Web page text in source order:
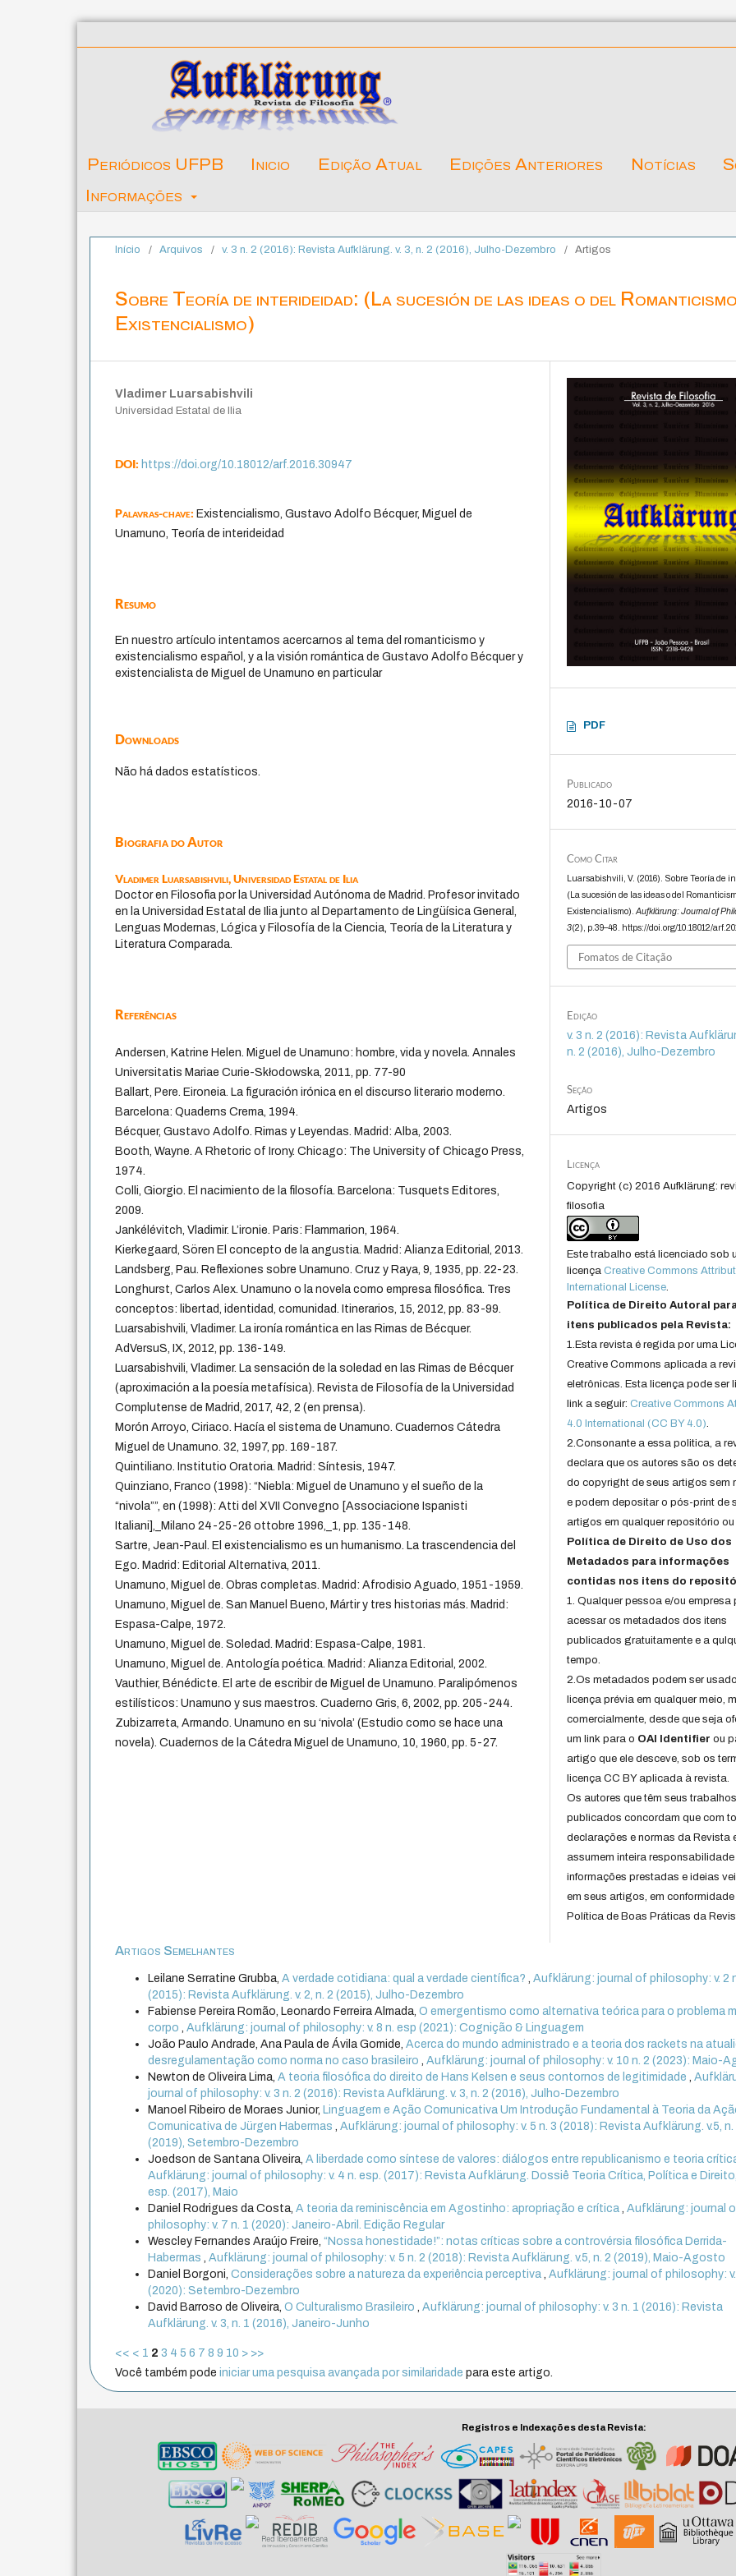
Periódicos UFPB Inicio Edição Atual Edições Anteriores Notícias
Informações
Início / Arquivos / v. 3 n. 2 (2016): Revista Aufklärung. v. 3, n. 2 (2016), Julho-Dezembro / Artigos
Sobre Teoría de interideidad: (La sucesión de las ideas o del
Existencialismo)
Vladimer Luarsabishvili
Universidad Estatal de Ilia
DOI:https://doi.org/10.18012/arf.2016.30947
Palavras-chave:Existencialismo, Gustavo Adolfo Bécquer, Miguel de
Unamuno, Teoría de interideidad
Resumo
En nuestro artículo intentamos acercarnos al tema del romanticismo y
existencialismo español, y a la visión romántica de Gustavo Adolfo Bécquer y
existencialista de Miguel de Unamuno en particular
Downloads
Não há dados estatísticos.
Biografia do Autor
Vladimer Luarsabishvili,Universidad Estatal de Ilia
Doctor en Filosofia por la Universidad Autónoma de Madrid. Profesor invitado
en la Universidad Estatal de Ilia junto al Departamento de Lingüísica General,
Lenguas Modernas, Lógica y Filosofía de la Ciencia, Teoría de la Literatura y
Literatura Comparada.
Referências
Andersen, Katrine Helen. Miguel de Unamuno: hombre, vida y novela. Annales
Universitatis Mariae Curie-Skłodowska, 2011, pp. 77-90
Ballart, Pere. Eironeia. La figuración irónica en el discurso literario moderno.
Barcelona: Quaderns Crema, 1994.
Bécquer, Gustavo Adolfo. Rimas y Leyendas. Madrid: Alba, 2003.
Booth, Wayne. A Rhetoric of Irony. Chicago: The University of Chicago Press,
1974.
Colli, Giorgio. El nacimiento de la filosofía. Barcelona: Tusquets Editores,
2009.
Jankélévitch, Vladimir. L’ironie. Paris: Flammarion, 1964.
Kierkegaard, Sören El concepto de la angustia. Madrid: Alianza Editorial, 2013.
Landsberg, Pau. Reflexiones sobre Unamuno. Cruz y Raya, 9, 1935, pp. 22-23.
Longhurst, Carlos Alex. Unamuno o la novela como empresa filosófica. Tres
conceptos: libertad, identidad, comunidad. Itinerarios, 15, 2012, pp. 83-99.
Luarsabishvili, Vladimer. La ironía romántica en las Rimas de Bécquer.
AdVersuS, IX, 2012, pp. 136-149.
Luarsabishvili, Vladimer. La sensación de la soledad en las Rimas de Bécquer
(aproximación a la poesía metafísica). Revista de Filosofía de la Universidad
Complutense de Madrid, 2017, 42, 2 (en prensa).
Morón Arroyo, Ciriaco. Hacía el sistema de Unamuno. Cuadernos Cátedra
Miguel de Unamuno. 32, 1997, pp. 169-187.
Quintiliano. Institutio Oratoria. Madrid: Síntesis, 1947.
Quinziano, Franco (1998): “Niebla: Miguel de Unamuno y el sueño de la
“nivola””, en (1998): Atti del XVII Convegno [Associacione Ispanisti
Italiani],_Milano 24-25-26 ottobre 1996,_1, pp. 135-148.
Sartre, Jean-Paul. El existencialismo es un humanismo. La trascendencia del
Ego. Madrid: Editorial Alternativa, 2011.
Unamuno, Miguel de. Obras completas. Madrid: Afrodisio Aguado, 1951-1959.
Unamuno, Miguel de. San Manuel Bueno, Mártir y tres historias más. Madrid:
Espasa-Calpe, 1972.
Unamuno, Miguel de. Soledad. Madrid: Espasa-Calpe, 1981.
Unamuno, Miguel de. Antología poética. Madrid: Alianza Editorial, 2002.
Vauthier, Bénédicte. El arte de escribir de Miguel de Unamuno. Paralipómenos
estilísticos: Unamuno y sus maestros. Cuaderno Gris, 6, 2002, pp. 205-244.
Zubizarreta, Armando. Unamuno en su ‘nivola’ (Estudio como se hace una
novela). Cuadernos de la Cátedra Miguel de Unamuno, 10, 1960, pp. 5-27.
PDF
Publicado
2016-10-07
Como Citar
Luarsabishvili, V. (2016). Sobre Teoría de
(La sucesión de las ideas o del
Existencialismo).Aufklärung: Journal of
3(2), p.39–48. https://doi.org/10.18012/
Fomatos de Citação
Edição
v. 3 n. 2 (2016): Revista
n. 2 (2016), Julho-Dezembro
Seção
Artigos
Licença
Copyright (c) 2016 Aufklärung:
filosofia
Este trabalho está licenciado sob
licençaCreative Commons
International License.
Política de Direito Autoral
itens publicados pela Revista:
1.Esta revista é regida por uma
Creative Commons aplicada a
eletrônicas. Esta licença pode ser
link a seguir:Creative Commons
4.0 International (CC BY 4.0).
2.Consonante a essa politica, a
declara que os autores são os
do copyright de seus artigos sem
e podem depositar o pós-print de
artigos em qualquer repositório ou
Política de Direito de Uso dos
Metadados para informações
contidas nos itens do
1. Qualquer pessoa e/ou empresa
acessar os metadados dos itens
publicados gratuitamente e a
tempo.
2.Os metadados podem ser
licença prévia em qualquer meio,
comercialmente, desde que seja
um link para o OAI Identifier ou
artigo que ele desceve, sob os
licença CC BY aplicada à revista.
Os autores que têm seus trabalhos
publicados concordam que com
declarações e normas da Revista
assumem inteira responsabilidade
informações prestadas e ideias
em seus artigos, em
Política de Boas Práticas da
Artigos Semelhantes
Leilane Serratine Grubba,A verdade cotidiana: qual a verdade científica?,Aufklärung: journal of philosophy: v. 2
(2015): Revista Aufklärung. v. 2, n. 2 (2015), Julho-Dezembro
Fabiense Pereira Romão, Leonardo Ferreira Almada,O emergentismo como alternativa teórica para o problema
corpo,Aufklärung: journal of philosophy: v. 8 n. esp (2021): Cognição & Linguagem
João Paulo Andrade, Ana Paula de Ávila Gomide,Acerca do mundo administrado e a teoria dos rackets na
desregulamentação como norma no caso brasileiro,Aufklärung: journal of philosophy: v. 10 n. 2 (2023): Maio-
Newton de Oliveira Lima,A teoria filosófica do direito de Hans Kelsen e seus contornos de legitimidade,
journal of philosophy: v. 3 n. 2 (2016): Revista Aufklärung. v. 3, n. 2 (2016), Julho-Dezembro
Manoel Ribeiro de Moraes Junior, Linguagem e Ação Comunicativa Um Introdução Fundamental à Teoria da
Comunicativa de Jürgen Habermas,Aufklärung: journal of philosophy: v. 5 n. 3 (2018): Revista Aufklärung. v.5, n.
(2019), Setembro-Dezembro
Joedson de Santana Oliveira,A liberdade como síntese de valores: diálogos entre republicanismo e teoria
Aufklärung: journal of philosophy: v. 4 n. esp. (2017): Revista Aufklärung. Dossiê Teoria Crítica, Política e Direito,
esp. (2017), Maio
Daniel Rodrigues da Costa,A teoria da reminiscência em Agostinho: apropriação e crítica,Aufklärung: journal
philosophy: v. 7 n. 1 (2020): Janeiro-Abril. Edição Regular
Wescley Fernandes Araújo Freire,“Nossa honestidade!”: notas críticas sobre a controvérsia filosófica Derrida-
Habermas,Aufklärung: journal of philosophy: v. 5 n. 2 (2018): Revista Aufklärung. v.5, n. 2 (2019), Maio-Agosto
Daniel Borgoni,Considerações sobre a natureza da experiência perceptiva,Aufklärung: journal of philosophy: v.
(2020): Setembro-Dezembro
David Barroso de Oliveira,O Culturalismo Brasileiro,Aufklärung: journal of philosophy: v. 3 n. 1 (2016): Revista
Aufklärung. v. 3, n. 1 (2016), Janeiro-Junho
<< < 1 2 3 4 5 6 7 8 9 10 > >>
Você também podeiniciar uma pesquisa avançada por similaridade para este artigo.
Registros e Indexações desta Revista: